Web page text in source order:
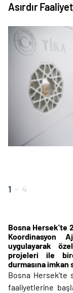
Asırdır
1 - 4
Bosna Hersek'te
Koordinasyon
uygulayarak ​
projeleri ile
durmasına imkan
Bosna Hersek'te
faaliyetlerine